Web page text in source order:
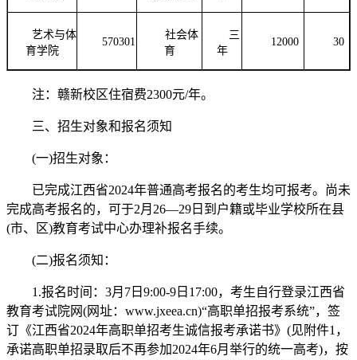
艺术与体
育学院
570301
社会体
育
三
年
12000 30
注：赣新校区住宿费2300元/年。
三、招生对象和报名须知
(一)招生对象：
已完成江西省2024年普通高考报名的考生均可报考。尚未
完成高考报名的，可于2月26—29日到户籍或毕业学校所在县
(市、区)教育考试中心办理补报名手续。
(二)报名须知：
1.报名时间：3月7日9:00-9日17:00，考生自行登录江西省
教育考试院网(网址：www.jxeea.cn)“高职单招报考系统”，签
订《江西省2024年高职单招考生诚信报考承诺书》(见附件1，
承诺高职单招录取后不再参加2024年6月举行的统一高考)，按